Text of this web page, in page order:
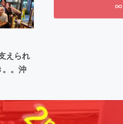
えられ
。。沖